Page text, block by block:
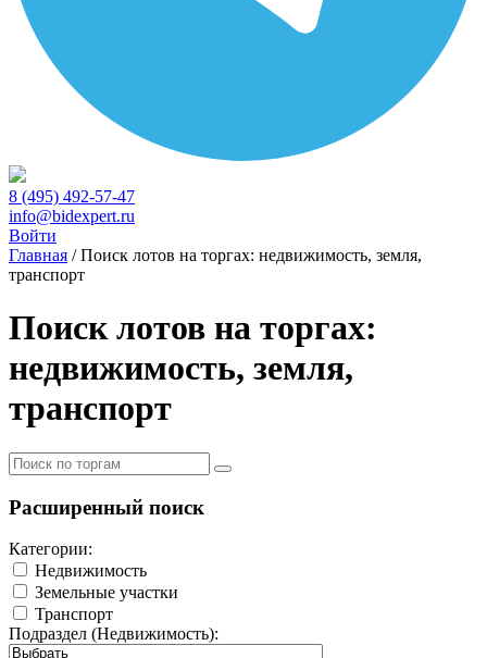
8 (495) 492-57-47
info@bidexpert.ru
Войти
Главная /Поиск лотов на торгах: недвижимость, земля,
транспорт
Поиск лотов на торгах:
недвижимость, земля,
транспорт
Расширенный поиск
Категории:
Недвижимость
Земельные участки
Транспорт
Подраздел (Недвижимость):